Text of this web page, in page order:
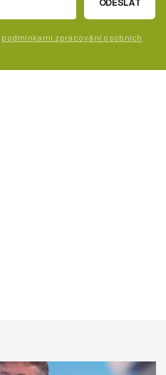
podmínkami zpracování osobních